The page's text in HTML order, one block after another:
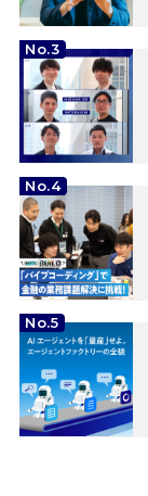
No.3
No.4
No.5